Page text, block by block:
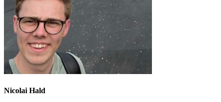
Nicolai Hald